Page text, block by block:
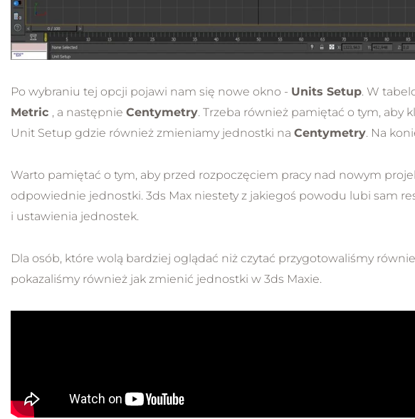
Po wybraniu tej opcji pojawi nam się nowe okno - Units Setup. W
Metric , a następnie Centymetry. Trzeba również pamiętać o tym, aby
Unit Setup gdzie również zmieniamy jednostki na Centymetry. Na
Warto pamiętać o tym, aby przed rozpoczęciem pracy nad nowym
odpowiednie jednostki. 3ds Max niestety z jakiegoś powodu lubi sam
i ustawienia jednostek.
Dla osób, które wolą bardziej oglądać niż czytać przygotowaliśmy
pokazaliśmy również jak zmienić jednostki w 3ds Maxie.